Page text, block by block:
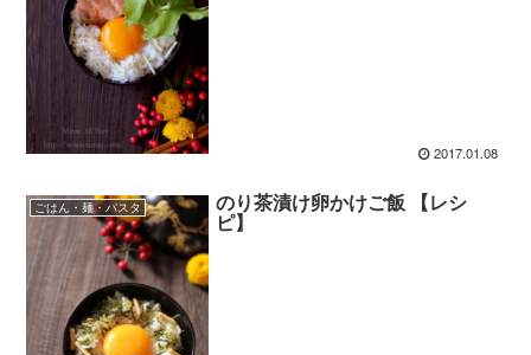
2017.01.08
ごはん・麺・パスタ のり茶漬け卵かけご飯 【レシ
ピ】